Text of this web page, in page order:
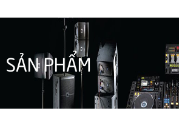
SẢN PHẨM